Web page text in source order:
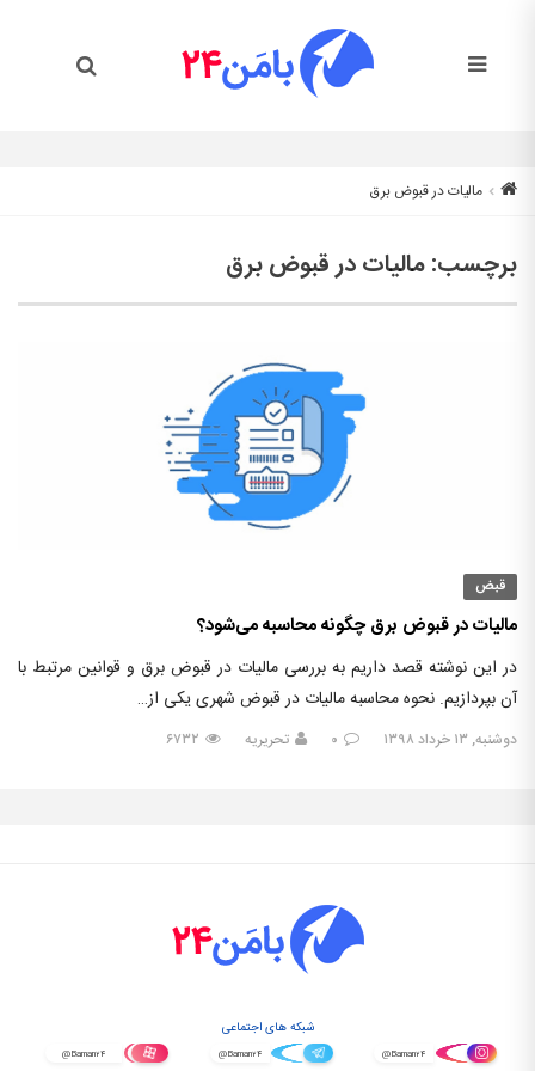
مالیات در قبوض برق
برچسب:مالیات در قبوض برق
قبض
مالیات در قبوض برق چگونه محاسبه می‌شود؟
در این نوشته قصد داریم به بررسی مالیات در قبوض برق و قوانین مرتبط با
آن بپردازیم. نحوه محاسبه مالیات در قبوض شهری یکی از…
دوشنبه, ۱۳ خرداد ۱۳۹۸ ۰ تحریریه ۶۷۳۲
شبکه های اجتماعی
@Baman۲۴ @Baman۲۴ @Baman۲۴